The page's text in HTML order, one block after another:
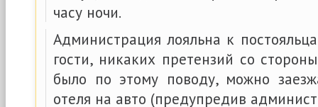
часу ночи.
Администрация лояльна к
гости, никаких претензий со
было по этому поводу, можно
отеля на авто (предупредив